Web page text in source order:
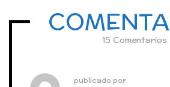
15 Comentarios
publicado por